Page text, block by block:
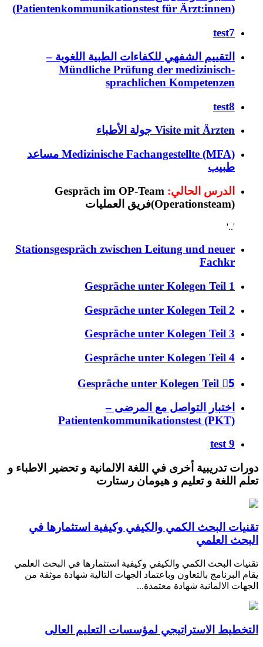
(Patientenkommunikationstest für Ärzt:innen)
test7
التقييم الشفهي للكفاءات الطبية اللغوية –
Mündliche Prüfung der medizinisch-
sprachlichen Kompetenzen
test8
Visite mit Ärzten جولة الأطباء
Medizinische Fachangestellte (MFA) مساعد
طبيب
الدرس الحالي: Gespräch im OP-Team
(Operationsteam)فريق العمليات
'..'
Stationsgespräch zwischen Leitung und neuer
Fachkr
Gespräche unter Kolegen Teil 1
Gespräche unter Kolegen Teil 2
Gespräche unter Kolegen Teil 3
Gespräche unter Kolegen Teil 4
Gespräche unter Kolegen Teil 5ِ
اختبار التواصل مع المرضى –
Patientenkommunikationstest (PKT)
test 9
دورات تدريبية أخرى في اللغة الالمانية و تحضير الاطباء و
تعلم اللغة و تعليم و هيومان رستارت
تقنيات البحث الكمي والكيفي وكيفية استثمارها في
البحث العلمي
تقنيات البحث الكمي والكيفي وكيفية استثمارها في البحث العلمي
يقام البرنامج بالتعاون وباعتماد الجهات التالية شهادة موثقة من
الجهات الالمانية شهادة معتمدة...
التخطيط الاستراتيجي لمؤسسات التعليم العالى